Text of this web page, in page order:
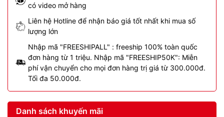
có video mở hàng
Liên hệ Hotline để nhận báo giá tốt nhất khi mua số
lượng lớn
Nhập mã "FREESHIPALL" : freeship 100% toàn quốc
đơn hàng từ 1 triệu. Nhập mã "FREESHIP50K": Miễn
phí vận chuyển cho mọi đơn hàng trị giá từ 300.000đ.
Tối đa 50.000đ.
Danh sách khuyến mãi